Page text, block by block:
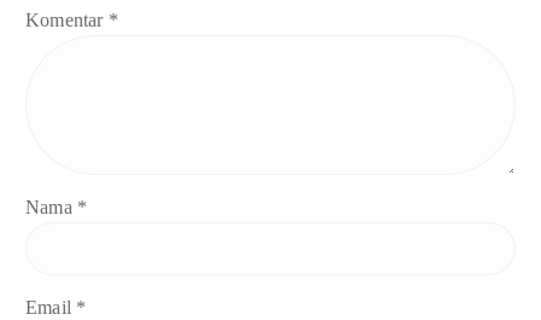
Komentar *
Nama *
Email *